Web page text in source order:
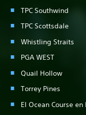
TPC Southwind
TPC Scottsdale
Whistling Straits
PGA WEST
Quail Hollow
Torrey Pines
El Ocean Course